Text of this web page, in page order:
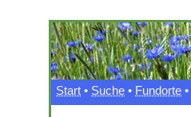
Start • Suche • Fundorte •